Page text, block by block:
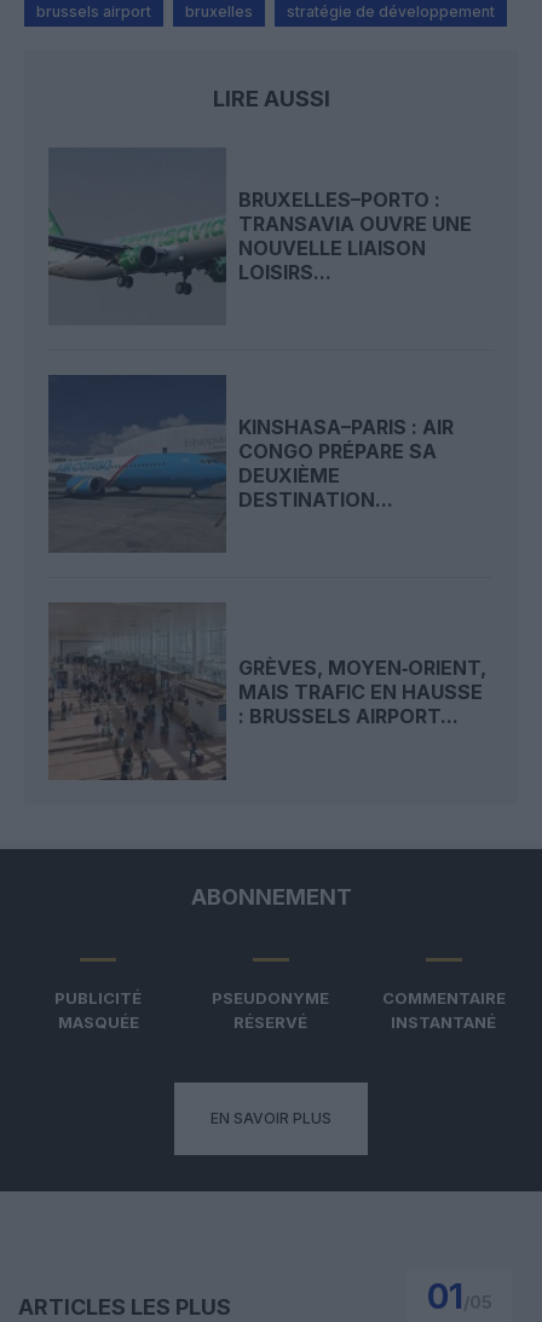
brussels airport bruxelles stratégie de développement
LIRE AUSSI
BRUXELLES–PORTO :
TRANSAVIA OUVRE UNE
NOUVELLE LIAISON
LOISIRS...
KINSHASA–PARIS : AIR
CONGO PRÉPARE SA
DEUXIÈME
DESTINATION...
GRÈVES, MOYEN‑ORIENT,
MAIS TRAFIC EN HAUSSE
: BRUSSELS AIRPORT...
ABONNEMENT
PUBLICITÉ
MASQUÉE
PSEUDONYME
RÉSERVÉ
COMMENTAIRE
INSTANTANÉ
EN SAVOIR PLUS
ARTICLES LES PLUS
01